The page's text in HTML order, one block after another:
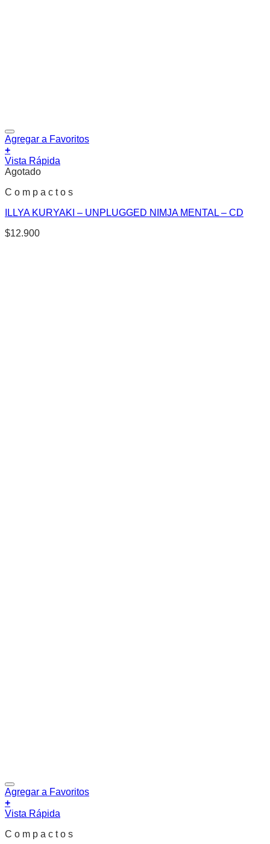
Agregar a Favoritos
+
Vista Rápida
Agotado
C o m p a c t o s
ILLYA KURYAKI – UNPLUGGED NIMJA MENTAL – CD
$12.900
Agregar a Favoritos
+
Vista Rápida
C o m p a c t o s